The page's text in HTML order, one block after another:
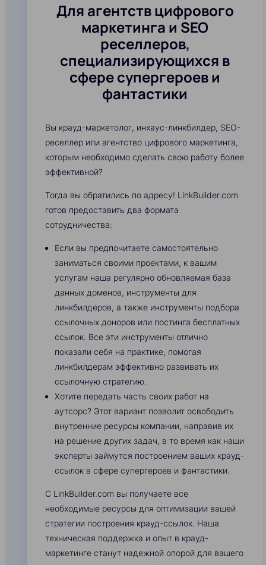
Для агентств цифрового
маркетинга и SEO
реселлеров,
специализирующихся в
сфере супергероев и
фантастики
Вы крауд-маркетолог, инхаус-линкбилдер, SEO-
реселлер или агентство цифрового маркетинга,
которым необходимо сделать свою работу более
эффективной?
Тогда вы обратились по адресу! LinkBuilder.com
готов предоставить два формата
сотрудничества:
Если вы предпочитаете самостоятельно
заниматься своими проектами, к вашим
услугам наша регулярно обновляемая база
данных доменов, инструменты для
линкбилдеров, а также инструменты подбора
ссылочных доноров или постинга бесплатных
ссылок. Все эти инструменты отлично
показали себя на практике, помогая
линкбилдерам эффективно развивать их
ссылочную стратегию.
Хотите передать часть своих работ на
аутсорс? Этот вариант позволит освободить
внутренние ресурсы компании, направив их
на решение других задач, в то время как наши
эксперты займутся построением ваших крауд-
ссылок в сфере супергероев и фантастики.
С LinkBuilder.com вы получаете все
необходимые ресурсы для оптимизации вашей
стратегии построения крауд-ссылок. Наша
техническая поддержка и опыт в крауд-
маркетинге станут надежной опорой для вашего